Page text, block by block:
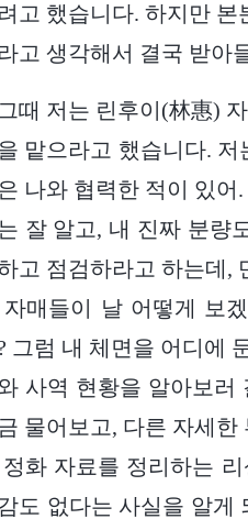
고 했습니다. 하지만 본
고 생각해서 결국 받아
그때 저는 린후이(林惠)
맡으라고 했습니다. 저
나와 협력한 적이 있어
잘 알고, 내 진짜 분량
고 점검하라고 하는데,
자매들이 날 어떻게 보
그럼 내 체면을 어디에
사역 현황을 알아보러
물어보고, 다른 자세한
화 자료를 정리하는
도 없다는 사실을 알게